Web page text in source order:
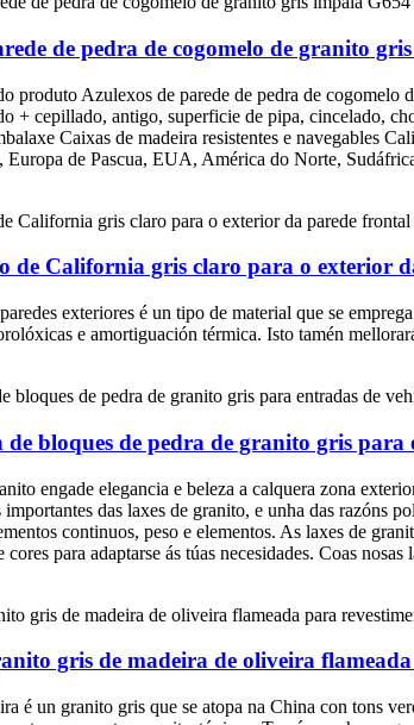
de pedra de cogomelo de granito
produto Azulexos de parede de pedra de
+ cepillado, antigo, superficie de pipa, cincelado,
Caixas de madeira resistentes e navegables
Europa de Pascua, EUA, América do Norte,
de California gris claro para o exterior
exteriores é un tipo de material que se
e amortiguación térmica. Isto tamén
de bloques de pedra de granito gris
engade elegancia e beleza a calquera zona
importantes das laxes de granito, e unha das razóns
continuos, peso e elementos. As laxes de
cores para adaptarse ás túas necesidades. Coas
gris de madeira de oliveira
é un granito gris que se atopa na China con tons